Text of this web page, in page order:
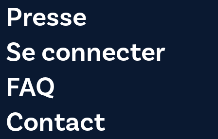
Presse
Se connecter
FAQ
Contact